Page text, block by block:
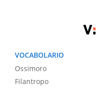
VOCABOLARIO
Ossimoro
Filantropo